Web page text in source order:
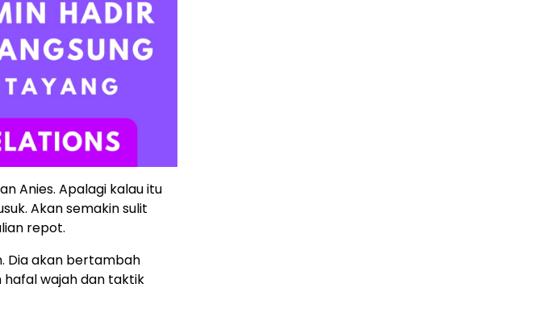
Anies. Apalagi kalau itu
Akan semakin sulit
repot.
Dia akan bertambah
hafal wajah dan taktik